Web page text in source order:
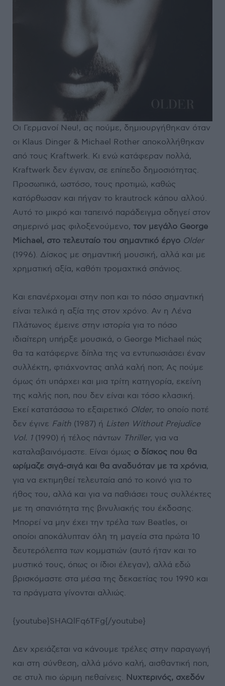
Οι Γερμανοί Neu!, ας πούμε, δημιουργήθηκαν όταν
οι Klaus Dinger & Michael Rοther αποκολλήθηκαν
από τους Kraftwerk. Κι ενώ κατάφεραν πολλά,
Kraftwerk δεν έγιναν, σε επίπεδο δημοσιότητας.
Προσωπικά, ωστόσο, τους προτιμώ, καθώς
κατόρθωσαν και πήγαν το krautrock κάπου αλλού.
Αυτό το μικρό και ταπεινό παράδειγμα οδηγεί στον
σημερινό μας φιλοξενούμενο, τον μεγάλο George
Michael, στο τελευταίο του σημαντικό έργο Older
(1996). Δίσκος με σημαντική μουσική, αλλά και με
χρηματική αξία, καθότι τρομαχτικά σπάνιος.
Και επανέρχομαι στην ποπ και το πόσο σημαντική
είναι τελικά η αξία της στον χρόνο. Αν η Λένα
Πλάτωνος έμεινε στην ιστορία για το πόσο
ιδιαίτερη υπήρξε μουσικά, ο George Michael πώς
θα τα κατάφερνε δίπλα της να εντυπωσιάσει έναν
συλλέκτη, φτιάχνοντας απλά καλή ποπ; Ας πούμε
όμως ότι υπάρχει και μια τρίτη κατηγορία, εκείνη
της καλής ποπ, που δεν είναι και τόσο κλασική.
Εκεί κατατάσσω το εξαιρετικό Older, το οποίο ποτέ
δεν έγινε Faith (1987) ή Listen Without Prejudice
Vol. 1(1990) ή τέλος πάντων Thriller, για να
καταλαβαινόμαστε. Είναι όμως ο δίσκος που θα
ωρίμαζε σιγά-σιγά και θα αναδυόταν με τα χρόνια,
για να εκτιμηθεί τελευταία από το κοινό για το
ήθος του, αλλά και για να παθιάσει τους συλλέκτες
με τη σπανιότητα της βινυλιακής του έκδοσης.
Μπορεί να μην έχει την τρέλα των Beatles, οι
οποίοι αποκάλυπταν όλη τη μαγεία στα πρώτα 10
δευτερόλεπτα των κομματιών (αυτό ήταν και το
μυστικό τους, όπως οι ίδιοι έλεγαν), αλλά εδώ
βρισκόμαστε στα μέσα της δεκαετίας του 1990 και
τα πράγματα γίνονται αλλιώς.
{youtube}SHAQlFq6TFg{/youtube}
Δεν χρειάζεται να κάνουμε τρέλες στην παραγωγή
και στη σύνθεση, αλλά μόνο καλή, αισθαντική ποπ,
σε στυλ πιο ώριμη πεθαίνεις. Νυχτερινός, σχεδόν